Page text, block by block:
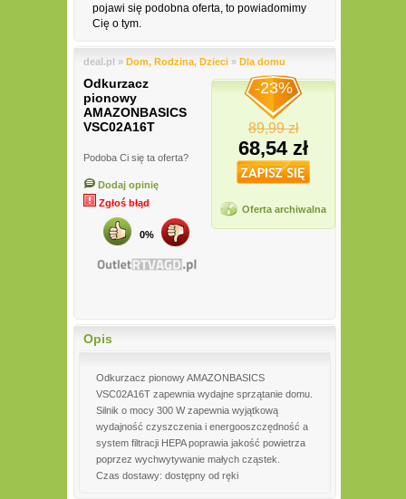
pojawi się podobna oferta, to powiadomimy
Cię o tym.
deal.pl » Dom, Rodzina, Dzieci » Dla domu
Odkurzacz
pionowy
AMAZONBASICS
VSC02A16T
Podoba Ci się ta oferta?
Dodaj opinię
Zgłoś błąd
0%
-23%
89,99 zł
68,54 zł
Oferta archiwalna
Opis
Odkurzacz pionowy AMAZONBASICS
VSC02A16T zapewnia wydajne sprzątanie domu.
Silnik o mocy 300 W zapewnia wyjątkową
wydajność czyszczenia i energooszczędność a
system filtracji HEPA poprawia jakość powietrza
poprzez wychwytywanie małych cząstek.
Czas dostawy: dostępny od ręki